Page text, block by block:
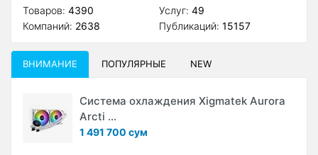
Товаров: 4390
Компаний: 2638
Услуг: 49
Публикаций: 15157
ВНИМАНИЕ ПОПУЛЯРНЫЕ NEW
Система охлаждения Xigmatek Aurora
Arcti ...
1 491 700 сум